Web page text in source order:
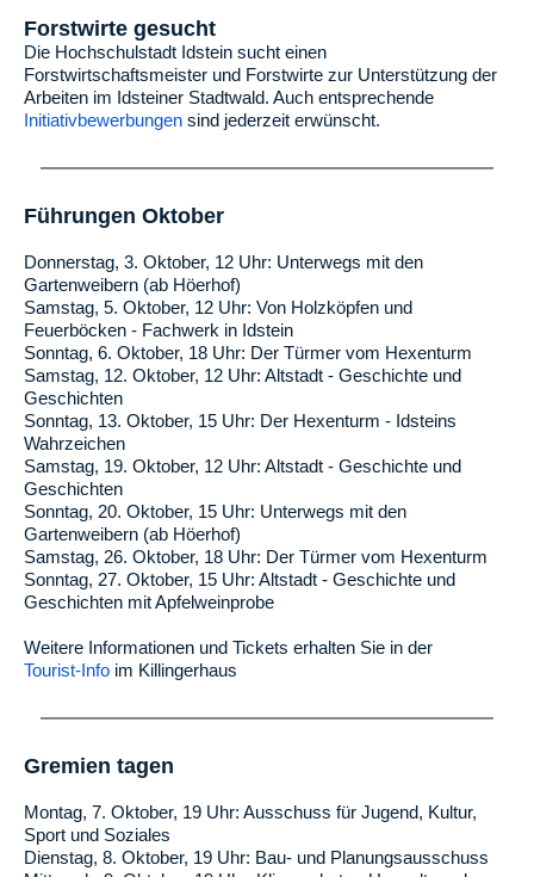
Forstwirte gesucht
Die Hochschulstadt Idstein sucht einen
Forstwirtschaftsmeister und Forstwirte zur Unterstützung der
Arbeiten im Idsteiner Stadtwald. Auch entsprechende
Initiativbewerbungen sind jederzeit erwünscht.
Führungen Oktober
Donnerstag, 3. Oktober, 12 Uhr: Unterwegs mit den
Gartenweibern (ab Höerhof)
Samstag, 5. Oktober, 12 Uhr: Von Holzköpfen und
Feuerböcken - Fachwerk in Idstein
Sonntag, 6. Oktober, 18 Uhr: Der Türmer vom Hexenturm
Samstag, 12. Oktober, 12 Uhr: Altstadt - Geschichte und
Geschichten
Sonntag, 13. Oktober, 15 Uhr: Der Hexenturm - Idsteins
Wahrzeichen
Samstag, 19. Oktober, 12 Uhr: Altstadt - Geschichte und
Geschichten
Sonntag, 20. Oktober, 15 Uhr: Unterwegs mit den
Gartenweibern (ab Höerhof)
Samstag, 26. Oktober, 18 Uhr: Der Türmer vom Hexenturm
Sonntag, 27. Oktober, 15 Uhr: Altstadt - Geschichte und
Geschichten mit Apfelweinprobe
Weitere Informationen und Tickets erhalten Sie in der
Tourist-Info im Killingerhaus
Gremien tagen
Montag, 7. Oktober, 19 Uhr: Ausschuss für Jugend, Kultur,
Sport und Soziales
Dienstag, 8. Oktober, 19 Uhr: Bau- und Planungsausschuss